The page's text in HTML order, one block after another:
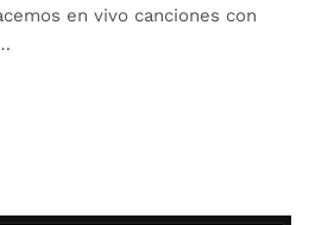
en vivo canciones con